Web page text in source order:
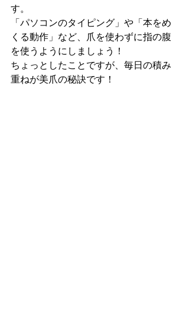
す。
「パソコンのタイピング」や「本をめ
くる動作」など、爪を使わずに指の腹
を使うようにしましょう！
ちょっとしたことですが、毎日の積み
重ねが美爪の秘訣です！